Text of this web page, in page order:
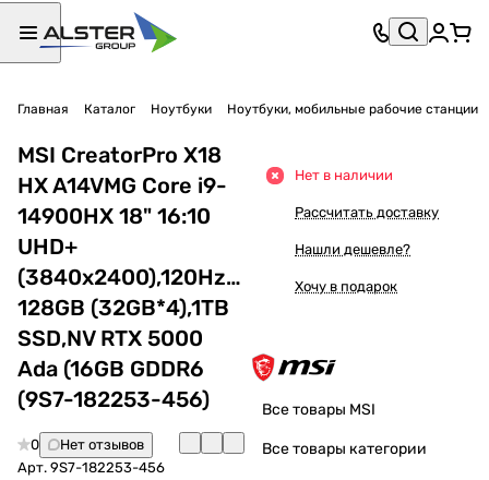
Главная Каталог Ноутбуки Ноутбуки, мобильные рабочие станции
MSI CreatorPro X18
HX A14VMG Core i9-
14900HX 18" 16:10
UHD+
(3840x2400),120Hz,DDR5
128GB (32GB*4),1TB
SSD,NV RTX 5000
Ada (16GB GDDR6
(9S7-182253-456)
0
Нет отзывов
Арт. 9S7-182253-456
Нет в наличии
Рассчитать доставку
Нашли дешевле?
Хочу в подарок
Все товары MSI
Все товары категории